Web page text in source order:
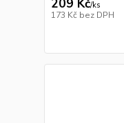
209 Kč/ks
173 Kč bez DPH